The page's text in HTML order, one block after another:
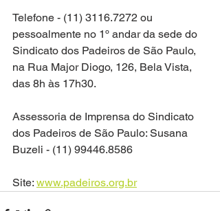
Telefone - (11) 3116.7272 ou
pessoalmente no 1º andar da sede do
Sindicato dos Padeiros de São Paulo,
na Rua Major Diogo, 126, Bela Vista,
das 8h às 17h30.
Assessoria de Imprensa do Sindicato
dos Padeiros de São Paulo: Susana
Buzeli - (11) 99446.8586
Site: www.padeiros.org.br